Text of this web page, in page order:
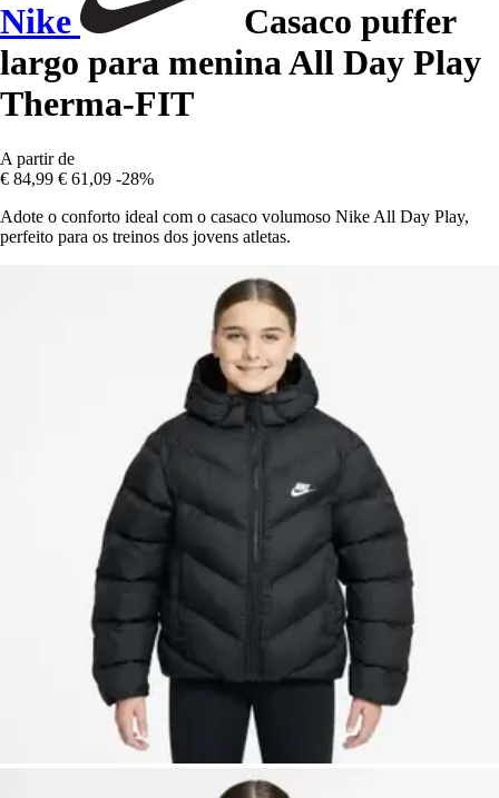
Nike
Casaco puffer
largo para menina All Day Play
Therma-FIT
A partir de
€ 84,99 € 61,09 -28%
Adote o conforto ideal com o casaco volumoso Nike All Day Play,
perfeito para os treinos dos jovens atletas.